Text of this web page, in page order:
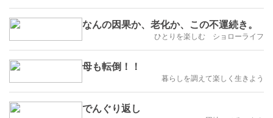
なんの因果か、老化か、この不運続き。
ひとりを楽しむ ショローライフ
母も転倒！！
暮らしを調えて楽しく生きよう
でんぐり返し